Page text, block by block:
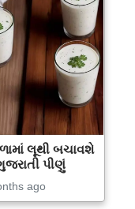
લૂથી બચાવશે
પીણું
ago